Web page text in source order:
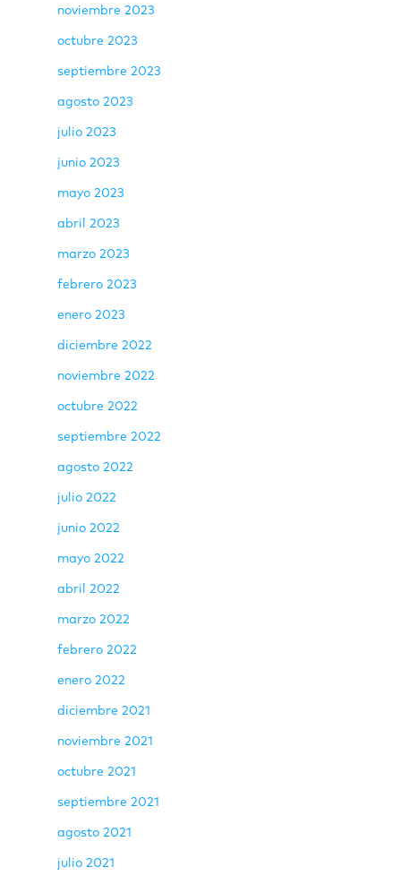
noviembre 2023
octubre 2023
septiembre 2023
agosto 2023
julio 2023
junio 2023
mayo 2023
abril 2023
marzo 2023
febrero 2023
enero 2023
diciembre 2022
noviembre 2022
octubre 2022
septiembre 2022
agosto 2022
julio 2022
junio 2022
mayo 2022
abril 2022
marzo 2022
febrero 2022
enero 2022
diciembre 2021
noviembre 2021
octubre 2021
septiembre 2021
agosto 2021
julio 2021